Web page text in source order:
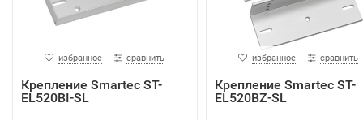
избранное сравнить
Крепление Smartec ST-
EL520BI-SL
избранное сравнить
Крепление Smartec ST-
EL520BZ-SL